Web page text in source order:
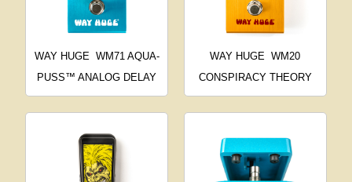
WAY HUGE WM71 AQUA-
PUSS™ ANALOG DELAY
WAY HUGE
WM20
CONSPIRACY THEORY